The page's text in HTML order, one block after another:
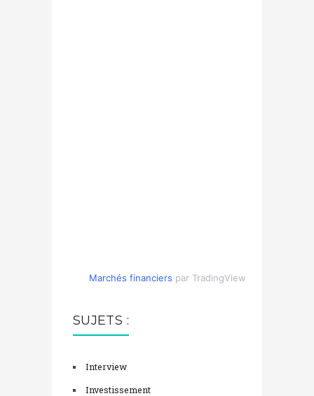
Marchés financiers par TradingView
SUJETS :
Interview
Investissement